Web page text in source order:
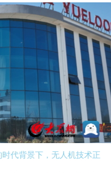
代背景下，无人机技术正